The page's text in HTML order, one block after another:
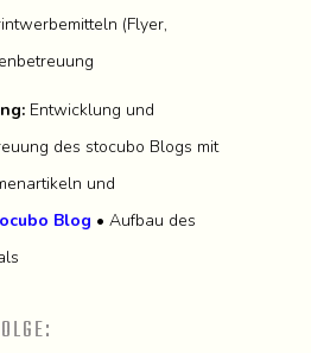
(Flyer,
Entwicklung und
des stocubo Blogs mit
und
Blog • Aufbau des